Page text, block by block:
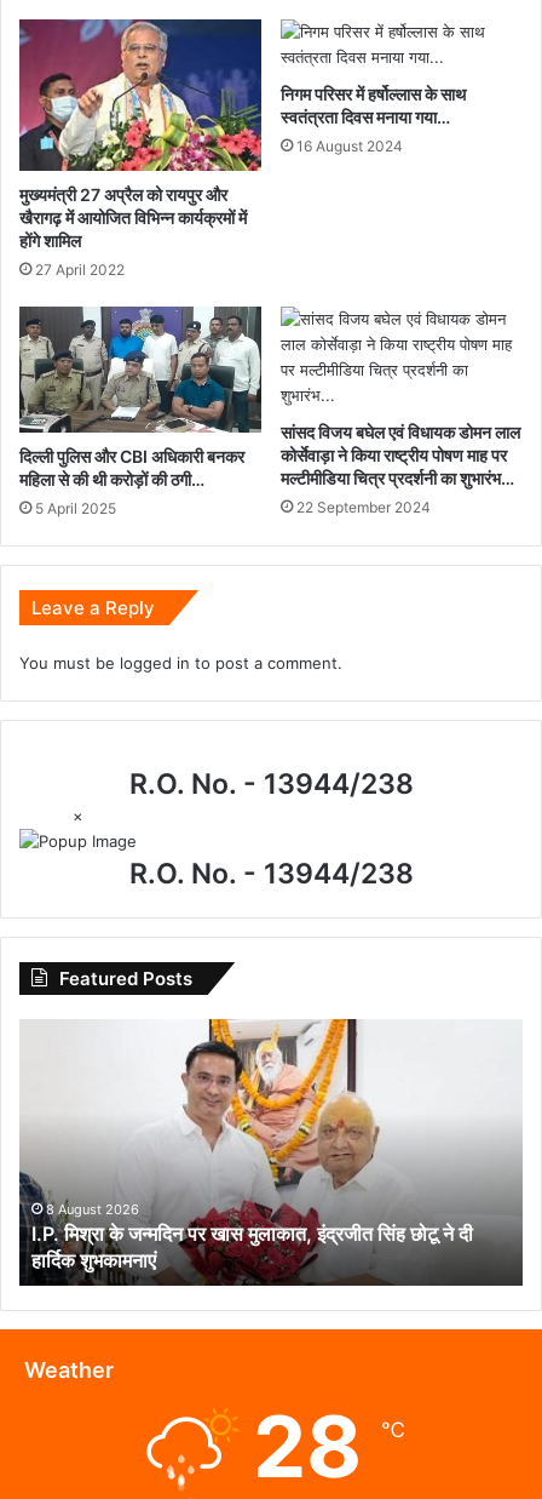
करें:
बृजमोहन
अग्रवाल...
मुख्यमंत्री 27 अप्रैल को रायपुर और
खैरागढ़ में आयोजित विभिन्न कार्यक्रमों में
होंगे शामिल
27 April 2022
निगम परिसर में हर्षोल्लास के साथ
स्वतंत्रता दिवस मनाया गया…
16 August 2024
दिल्ली पुलिस और CBI अधिकारी बनकर
महिला से की थी करोड़ों की ठगी…
5 April 2025
सांसद विजय बघेल एवं विधायक डोमन लाल
कोर्सेवाड़ा ने किया राष्ट्रीय पोषण माह पर
मल्टीमीडिया चित्र प्रदर्शनी का शुभारंभ…
22 September 2024
Leave a Reply
You must be logged in to post a comment.
R.O. No. - 13944/238
×
R.O. No. - 13944/238
Featured Posts
मुलाकात,
इंद्रजीत
सिंह
छोटू
ने
दी
हार्दिक
शुभकामनाएं
8 August 2026
I.P. मिश्रा के जन्मदिन पर खास मुलाकात, इंद्रजीत सिंह छोटू ने दी
हार्दिक शुभकामनाएं
Weather
28 ℃